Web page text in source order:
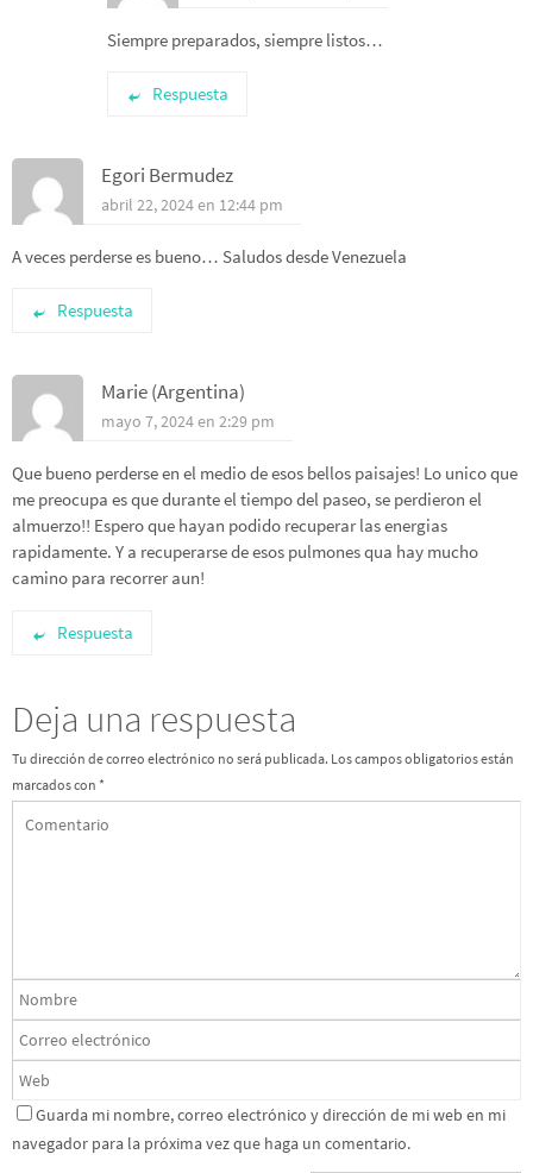
Siempre preparados, siempre listos…
Respuesta
Egori Bermudez
abril 22, 2024 en 12:44 pm
A veces perderse es bueno… Saludos desde Venezuela
Respuesta
Marie (Argentina)
mayo 7, 2024 en 2:29 pm
Que bueno perderse en el medio de esos bellos paisajes! Lo unico que
me preocupa es que durante el tiempo del paseo, se perdieron el
almuerzo!! Espero que hayan podido recuperar las energias
rapidamente. Y a recuperarse de esos pulmones qua hay mucho
camino para recorrer aun!
Respuesta
Deja una respuesta
Tu dirección de correo electrónico no será publicada. Los campos obligatorios están
marcados con *
Guarda mi nombre, correo electrónico y dirección de mi web en mi
navegador para la próxima vez que haga un comentario.